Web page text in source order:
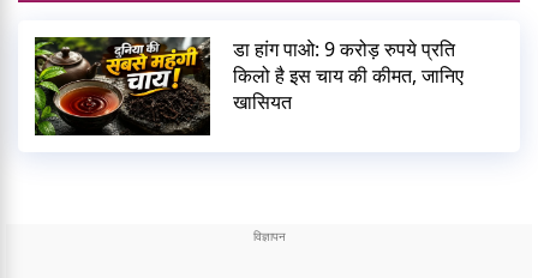
डा हांग पाओ: 9 करोड़ रुपये प्रति
किलो है इस चाय की कीमत, जानिए
खासियत